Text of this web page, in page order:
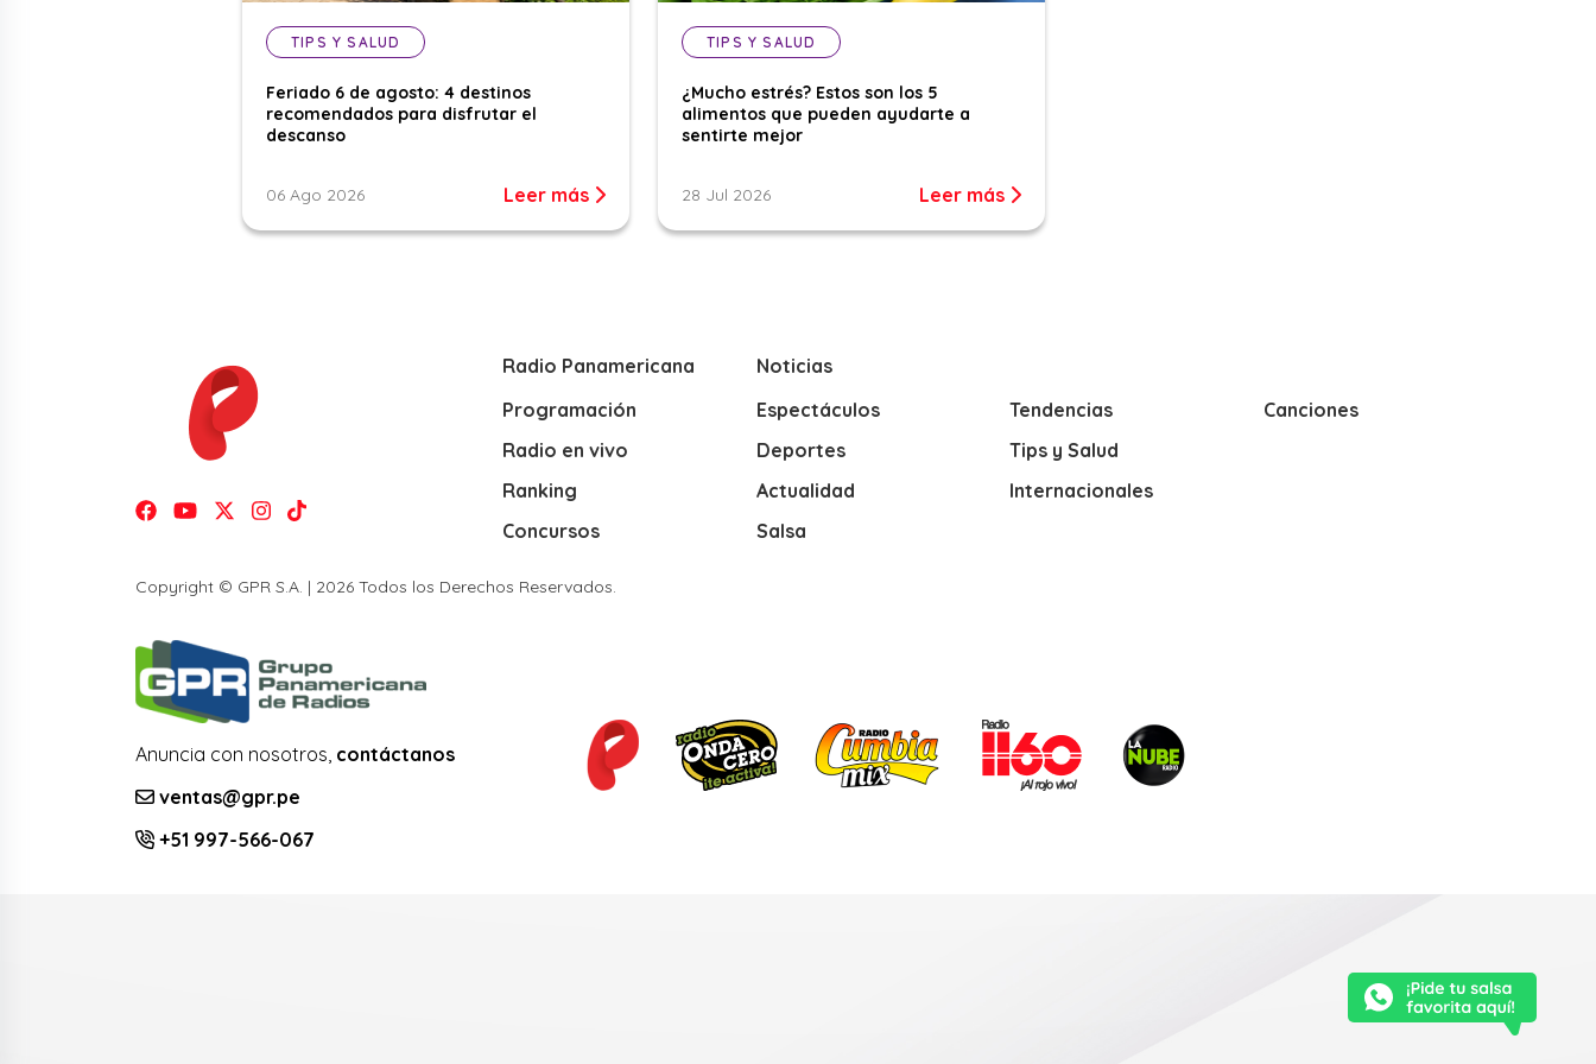
TIPS Y SALUD
Feriado 6 de agosto: 4 destinos
recomendados para disfrutar el
descanso
06 Ago 2026 Leer más
TIPS Y SALUD
¿Mucho estrés? Estos son los 5
alimentos que pueden ayudarte a
sentirte mejor
28 Jul 2026 Leer más
Radio Panamericana
Programación
Radio en vivo
Ranking
Concursos
Noticias
Espectáculos
Deportes
Actualidad
Salsa
Tendencias
Tips y Salud
Internacionales
Canciones
Copyright © GPR S.A. | 2026 Todos los Derechos Reservados.
Anuncia con nosotros, contáctanos
ventas@gpr.pe
+51 997-566-067